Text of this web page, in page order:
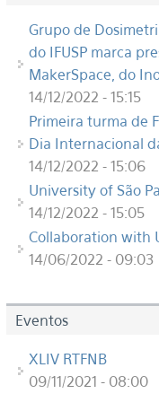
Grupo de
do IFUSP marca
MakerSpace, do
14/12/2022 - 15:15
Primeira turma de
Dia Internacional
14/12/2022 - 15:06
University of São
14/12/2022 - 15:05
Collaboration with
14/06/2022 - 09:03
Eventos
XLIV RTFNB
09/11/2021 - 08:00